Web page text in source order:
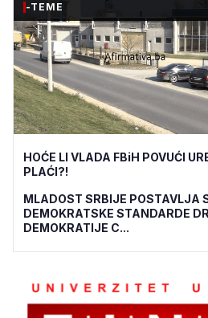
-TEME
HOĆE LI VLADA FBiH POVUĆI
PLAĆI?!
MLADOST SRBIJE POSTAVLJA
DEMOKRATSKE STANDARDE
DEMOKRATIJE C...